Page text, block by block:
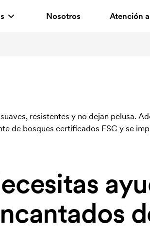
Nosotros Atención
resistentes y no dejan pelusa.
de bosques certificados FSC y se